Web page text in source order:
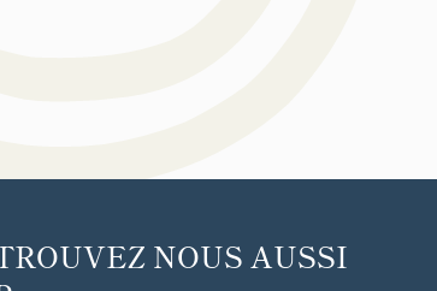
NOUS AUSSI